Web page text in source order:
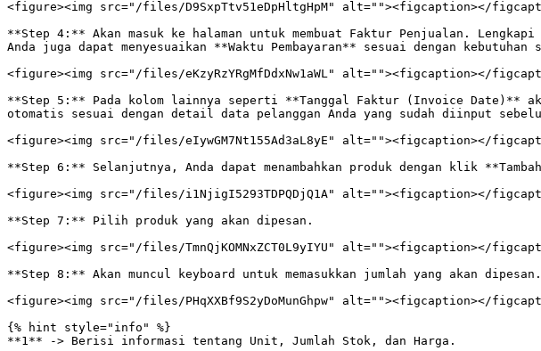
<figure><img src="/files/D9SxpTtv51eDpHltgHpM" alt=""><figcaption></
**Step 4:** Akan masuk ke halaman untuk membuat Faktur Penjualan.
Anda juga dapat menyesuaikan **Waktu Pembayaran** sesuai dengan kebutuhan
<figure><img src="/files/eKzyRzYRgMfDdxNw1aWL" alt=""><figcaption></
**Step 5:** Pada kolom lainnya seperti **Tanggal Faktur (Invoice Date)**
otomatis sesuai dengan detail data pelanggan Anda yang sudah diinput
<figure><img src="/files/eIywGM7Nt155Ad3aL8yE" alt=""><figcaption></
**Step 6:** Selanjutnya, Anda dapat menambahkan produk dengan klik
<figure><img src="/files/i1NjigI5293TDPQDjQ1A" alt=""><figcaption></
**Step 7:** Pilih produk yang akan dipesan.
<figure><img src="/files/TmnQjKOMNxZCT0L9yIYU" alt=""><figcaption></
**Step 8:** Akan muncul keyboard untuk memasukkan jumlah yang akan dipesan.
<figure><img src="/files/PHqXXBf9S2yDoMunGhpw" alt=""><figcaption></
{% hint style="info" %}
**1** -> Berisi informasi tentang Unit, Jumlah Stok, dan Harga.